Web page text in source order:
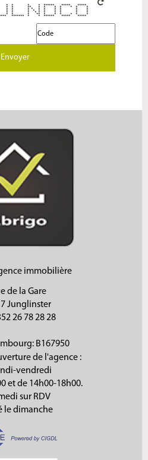
* * * ****** ***** *****
* ** * * * * * * *
* * * * * * * * *
* * * * * * * * *
* * * * * * * * *
* * * ** * * * * * *
******* * * ****** ***** *****
immobilière
de la Gare
Junglinster
26 78 28 28
B167950
de l'agence :
vendredi
et de 14h00-18h00.
sur RDV
le dimanche